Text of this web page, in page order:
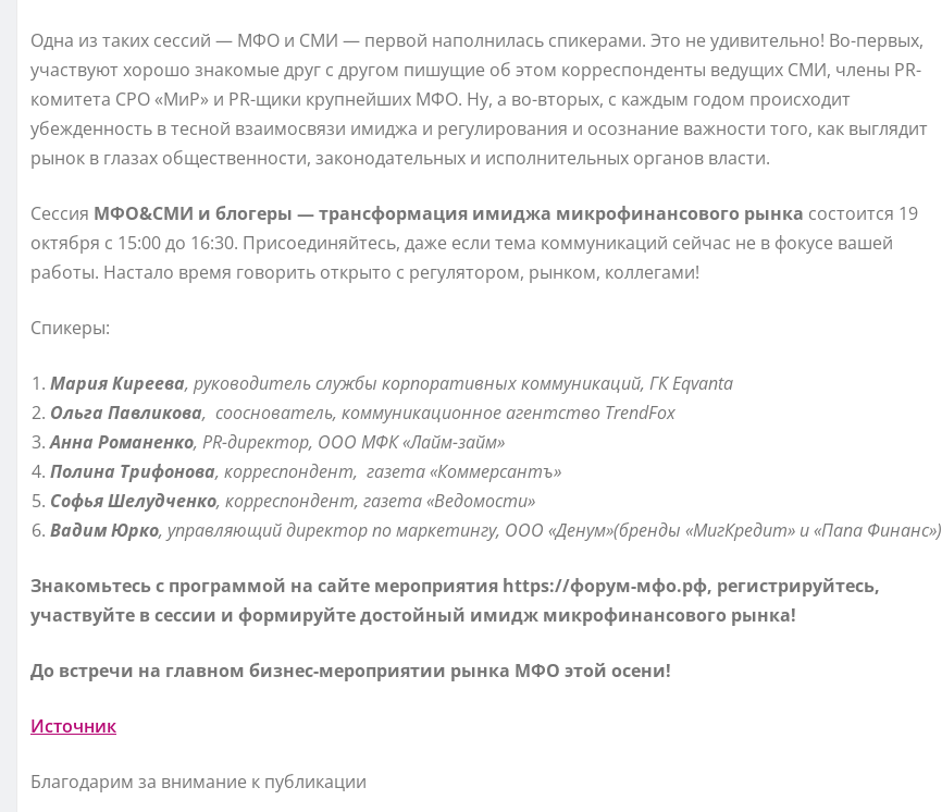
Одна из таких сессий — МФО и СМИ — первой наполнилась спикерами. Это не удивительно! Во-первых,
участвуют хорошо знакомые друг с другом пишущие об этом корреспонденты ведущих СМИ, члены PR-
комитета СРО «МиР» и PR-щики крупнейших МФО. Ну, а во-вторых, с каждым годом происходит
убежденность в тесной взаимосвязи имиджа и регулирования и осознание важности того, как выглядит
рынок в глазах общественности, законодательных и исполнительных органов власти.
Сессия МФО&СМИ и блогеры — трансформация имиджа микрофинансового рынка состоится 19
октября с 15:00 до 16:30. Присоединяйтесь, даже если тема коммуникаций сейчас не в фокусе вашей
работы. Настало время говорить открыто с регулятором, рынком, коллегами!
Спикеры:
Мария Киреева, руководитель службы корпоративных коммуникаций, ГК Eqvanta
Ольга Павликова, сооснователь, коммуникационное агентство TrendFox
Анна Романенко, PR-директор, ООО МФК «Лайм-займ»
Полина Трифонова, корреспондент, газета «Коммерсантъ»
Софья Шелудченко, корреспондент, газета «Ведомости»
Вадим Юрко, управляющий директор по маркетингу, ООО «Денум»(бренды «МигКредит» и «Папа Финанс»)
Знакомьтесь с программой на сайте мероприятия https://форум-мфо.рф, регистрируйтесь,
участвуйте в сессии и формируйте достойный имидж микрофинансового рынка!
До встречи на главном бизнес-мероприятии рынка МФО этой осени!
Источник
Благодарим за внимание к публикации